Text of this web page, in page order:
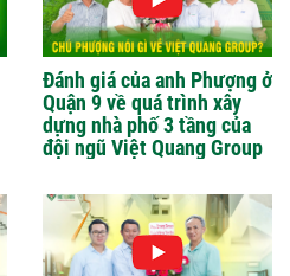
Đánh giá của anh Phượng ở
Quận 9 về quá trình xây
dựng nhà phố 3 tầng của
đội ngũ Việt Quang Group